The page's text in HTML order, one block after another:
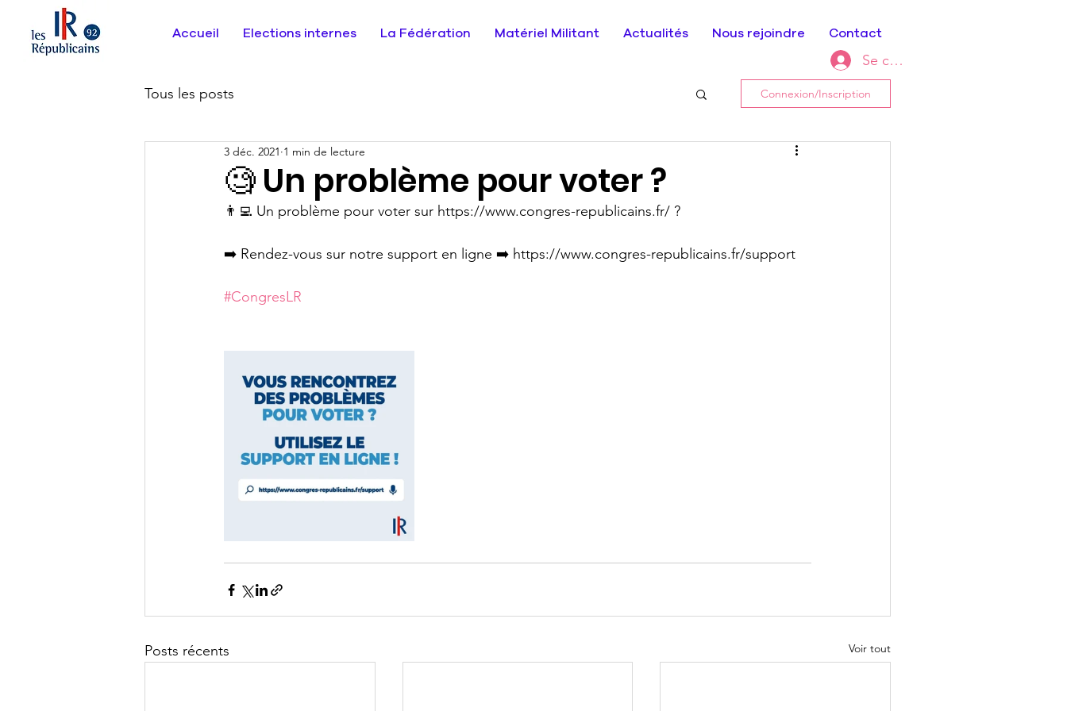
Accueil Elections internes La Fédération Matériel Militant Actualités Nous rejoindre Contact
Se connecter
Tous les posts
Connexion/Inscription
🧐 Un problème pour voter ?
3 déc. 2021 1 min de lecture
👨‍💻 Un problème pour voter sur https://www.congres-republicains.fr/ ?
➡️ Rendez-vous sur notre support en ligne ➡️ https://www.congres-republicains.fr/support
#CongresLR
Posts récents Voir tout